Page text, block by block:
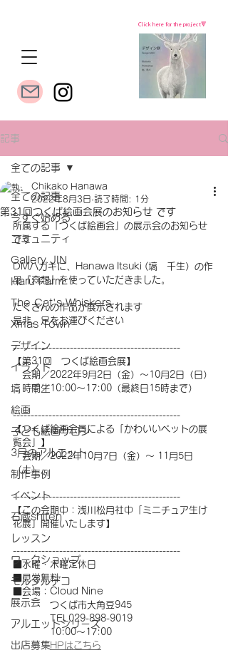
Click here for the project🔻
記事
全ての記事
今すぐ始める
コミュニティ
Gallery JIN
Haru Farm
The Cat's Whiskers
Xmas Town
デザイン
イラスト
塙 千生
絵画
子ども絵画サロン
3月のアルエット
制作事例
イベント
石蔵shiten
レッスン
ワークショップ
モルタルデコ
展示会
アルエットシリーズ
出店募集
全ての記事
第31回つくば絵画会展のお知らせ です
Chikako Hanawa
2022年8月3日 読了時間: 1分
所属する「つくば絵画会」の展示会のお知らせ
です
DMハガキに、Hanawa Itsuki (塙　千生）の作
品『森想』を使っていただきました。
たくさんの作品が展示されます
是非、足をお運びください
-----------------------------------------------
【第31回　つくば絵画会展】
会期／2022年9月2日（金）〜10月2日（日）
時間／10:00～17:00（最終日15時まで）
-----------------------------------------------
【つくば絵画会員による「かわいいペットの展
覧会」】
会期／2022年10月7日（金）～ 11月5日
（土）
-----------------------------------------------
【この会期中：浅川松月社中「ミニチュア生け
花展」開催いたします】
-----------------------------------------------
■水曜・木曜定休日
■見学無料
■会場：Cloud Nine
つくば市大角豆945
TEL029-898-9019
10:00〜17:00
HPはこちら